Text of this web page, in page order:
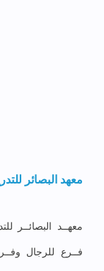
معهد البصائر
فــرع للرجال